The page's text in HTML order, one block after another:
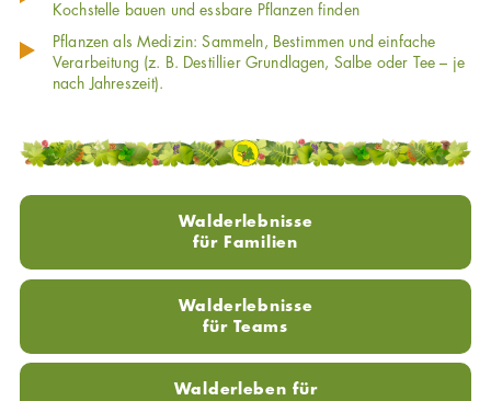
Kochstelle bauen und essbare Pflanzen finden
Pflanzen als Medizin: Sammeln, Bestimmen und einfache
Verarbeitung (z. B. Destillier Grundlagen, Salbe oder Tee – je
nach Jahreszeit).
Walderlebnisse
für Familien
Walderlebnisse
für Teams
Walderleben für